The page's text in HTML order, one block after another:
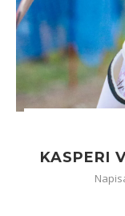
KASPERI